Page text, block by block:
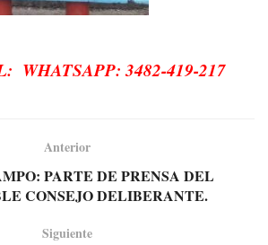
WHATSAPP: 3482-419-217
Anterior
PARTE DE PRENSA DEL
CONSEJO DELIBERANTE.
Siguiente